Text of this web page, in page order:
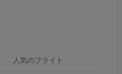
人気のフライト